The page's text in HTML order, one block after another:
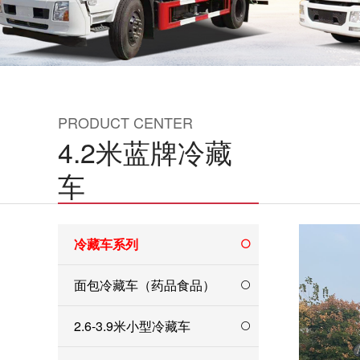
PRODUCT CENTER
4.2米蓝牌冷藏
车
冷藏车系列
面包冷藏车（药品食品）
2.6-3.9米小型冷藏车